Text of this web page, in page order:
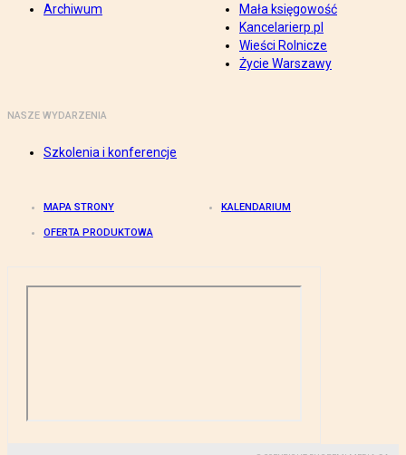
Archiwum
Mała księgowość
Kancelarierp.pl
Wieści Rolnicze
Życie Warszawy
NASZE WYDARZENIA
Szkolenia i konferencje
MAPA STRONY KALENDARIUM
OFERTA PRODUKTOWA